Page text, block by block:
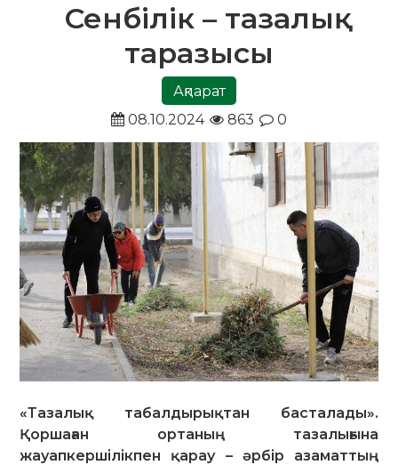
Сенбілік – тазалық
таразысы
Ақпарат
08.10.2024
863 0
«Тазалық табалдырықтан басталады».
Қоршаған ортаның тазалығына
жауапкершілікпен қарау – әрбір азаматтың